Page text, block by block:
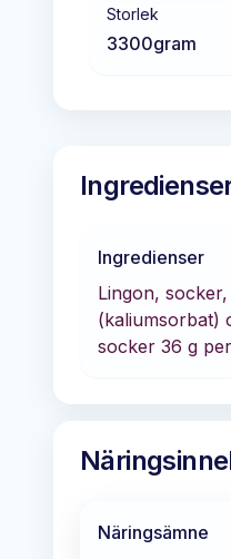
Storlek
3300gram
Ingredienser
Lingon,
(kaliumsorbat)
socker 36 g
Näringsämne